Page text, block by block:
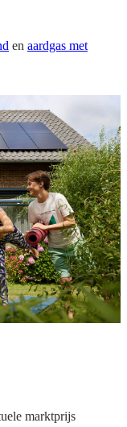
en aardgas met
marktprijs